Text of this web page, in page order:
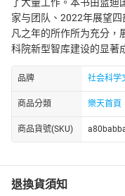
家与团队、2022年展望
凡之年的所作所为充分，
科院新型智库建设的显著
品牌 社会科学
商品分類 樂天首頁
商品貨號(SKU)
退換貨須知